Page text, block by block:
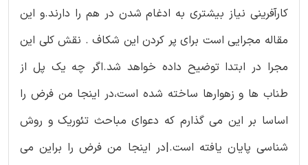
کارآفرینی نیاز بیشتری به ادغام شدن در هم را دارند.و این
مقاله مجرایی است برای پر کردن این شکاف . نقش کلی این
مجرا در ابتدا توضیح داده خواهد شد.اگر چه یک پل از
طناب ها و زهوارها ساخته شده است،در اینجا من فرض را
اساسا بر این می گذارم که دعوای مباحث تئوریک و روش
شناسی پایان یافته است.|در اینجا من فرض را براین می